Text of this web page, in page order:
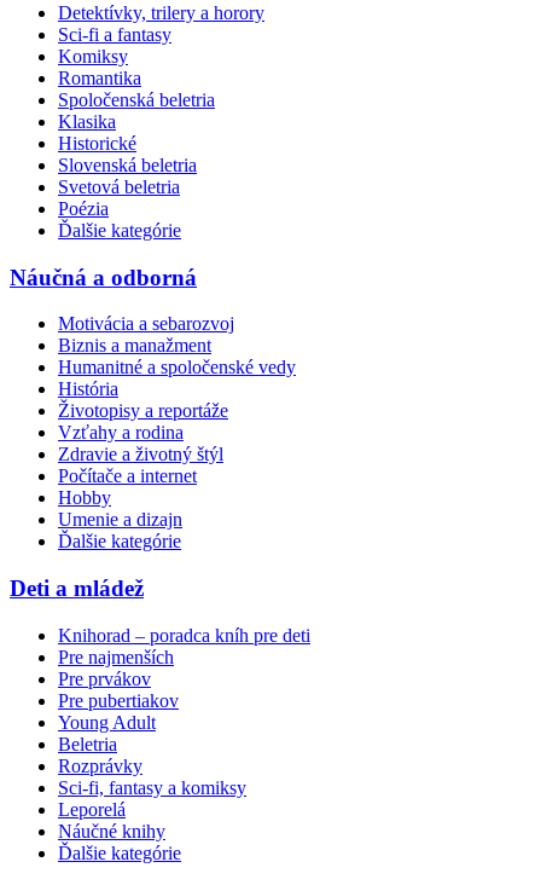
Detektívky, trilery a horory
Sci-fi a fantasy
Komiksy
Romantika
Spoločenská beletria
Klasika
Historické
Slovenská beletria
Svetová beletria
Poézia
Ďalšie kategórie
Náučná a odborná
Motivácia a sebarozvoj
Biznis a manažment
Humanitné a spoločenské vedy
História
Životopisy a reportáže
Vzťahy a rodina
Zdravie a životný štýl
Počítače a internet
Hobby
Umenie a dizajn
Ďalšie kategórie
Deti a mládež
Knihorad – poradca kníh pre deti
Pre najmenších
Pre prvákov
Pre pubertiakov
Young Adult
Beletria
Rozprávky
Sci-fi, fantasy a komiksy
Leporelá
Náučné knihy
Ďalšie kategórie